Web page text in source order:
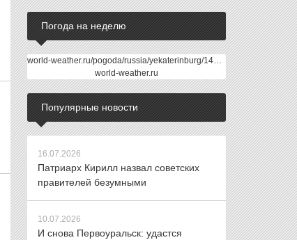
Погода на неделю
world-weather.ru/pogoda/russia/yekaterinburg/14days/
world-weather.ru
Популярные новости
16.07.2026
Патриарх Кирилл назвал советских
правителей безумными
10.07.2026
И снова Первоуральск: удастся